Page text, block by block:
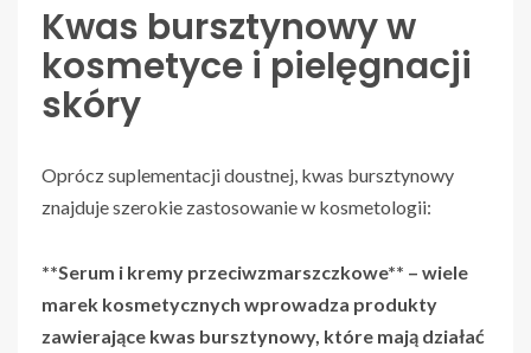
Kwas bursztynowy w
kosmetyce i pielęgnacji
skóry
Oprócz suplementacji doustnej, kwas bursztynowy
znajduje szerokie zastosowanie w kosmetologii:
**Serum i kremy przeciwzmarszczkowe** – wiele
marek kosmetycznych wprowadza produkty
zawierające kwas bursztynowy, które mają działać